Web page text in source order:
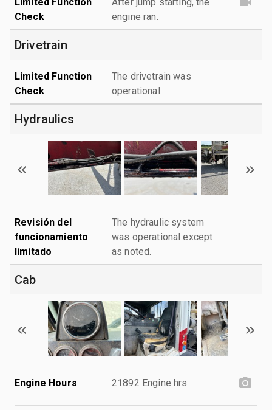
Check
engine ran.
Drivetrain
Limited Function
Check
The drivetrain was
operational.
Hydraulics
Revisión del
funcionamiento
limitado
The hydraulic system
was operational except
as noted.
Cab
Engine Hours 21892 Engine hrs